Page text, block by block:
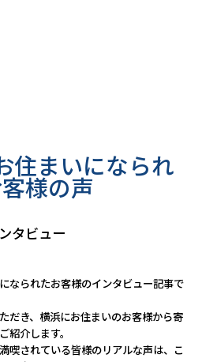
住まいになられ
様の声
タビュー
なられたお客様のインタビュー記事で
だき、横浜にお住まいのお客様から寄
紹介します。
喫されている皆様のリアルな声は、こ